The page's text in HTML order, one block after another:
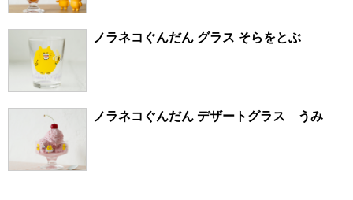
ノラネコぐんだん グラス そらをとぶ
ノラネコぐんだん デザートグラス うみ